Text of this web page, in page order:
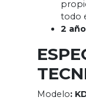
todo
2
Modelo: